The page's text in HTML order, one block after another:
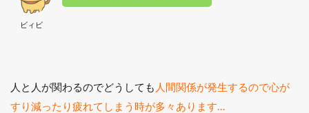
ビィビ
人と人が関わるのでどうしても 人間関係が発生するので心が
すり減ったり疲れてしまう時が多々あります…